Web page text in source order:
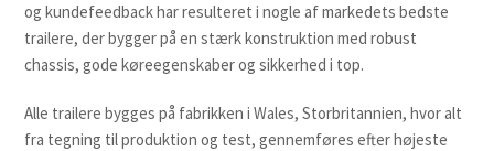
og kundefeedback har resulteret i nogle af markedets bedste
trailere, der bygger på en stærk konstruktion med robust
chassis, gode køreegenskaber og sikkerhed i top.
Alle trailere bygges på fabrikken i Wales, Storbritannien, hvor alt
fra tegning til produktion og test, gennemføres efter højeste